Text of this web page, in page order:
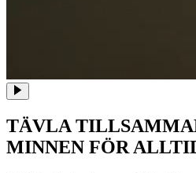
TÄVLA
MINNEN FÖR